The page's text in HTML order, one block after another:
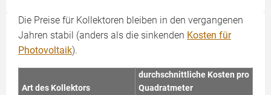
Die Preise für Kollektoren bleiben in den vergangenen
Jahren stabil (anders als die sinkenden Kosten für
Photovoltaik).
Art des Kollektors
durchschnittliche Kosten pro
Quadratmeter